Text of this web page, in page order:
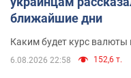
ближайшие дни
Каким будет курс валюты
6.08.2026 22:58 152,6 т.